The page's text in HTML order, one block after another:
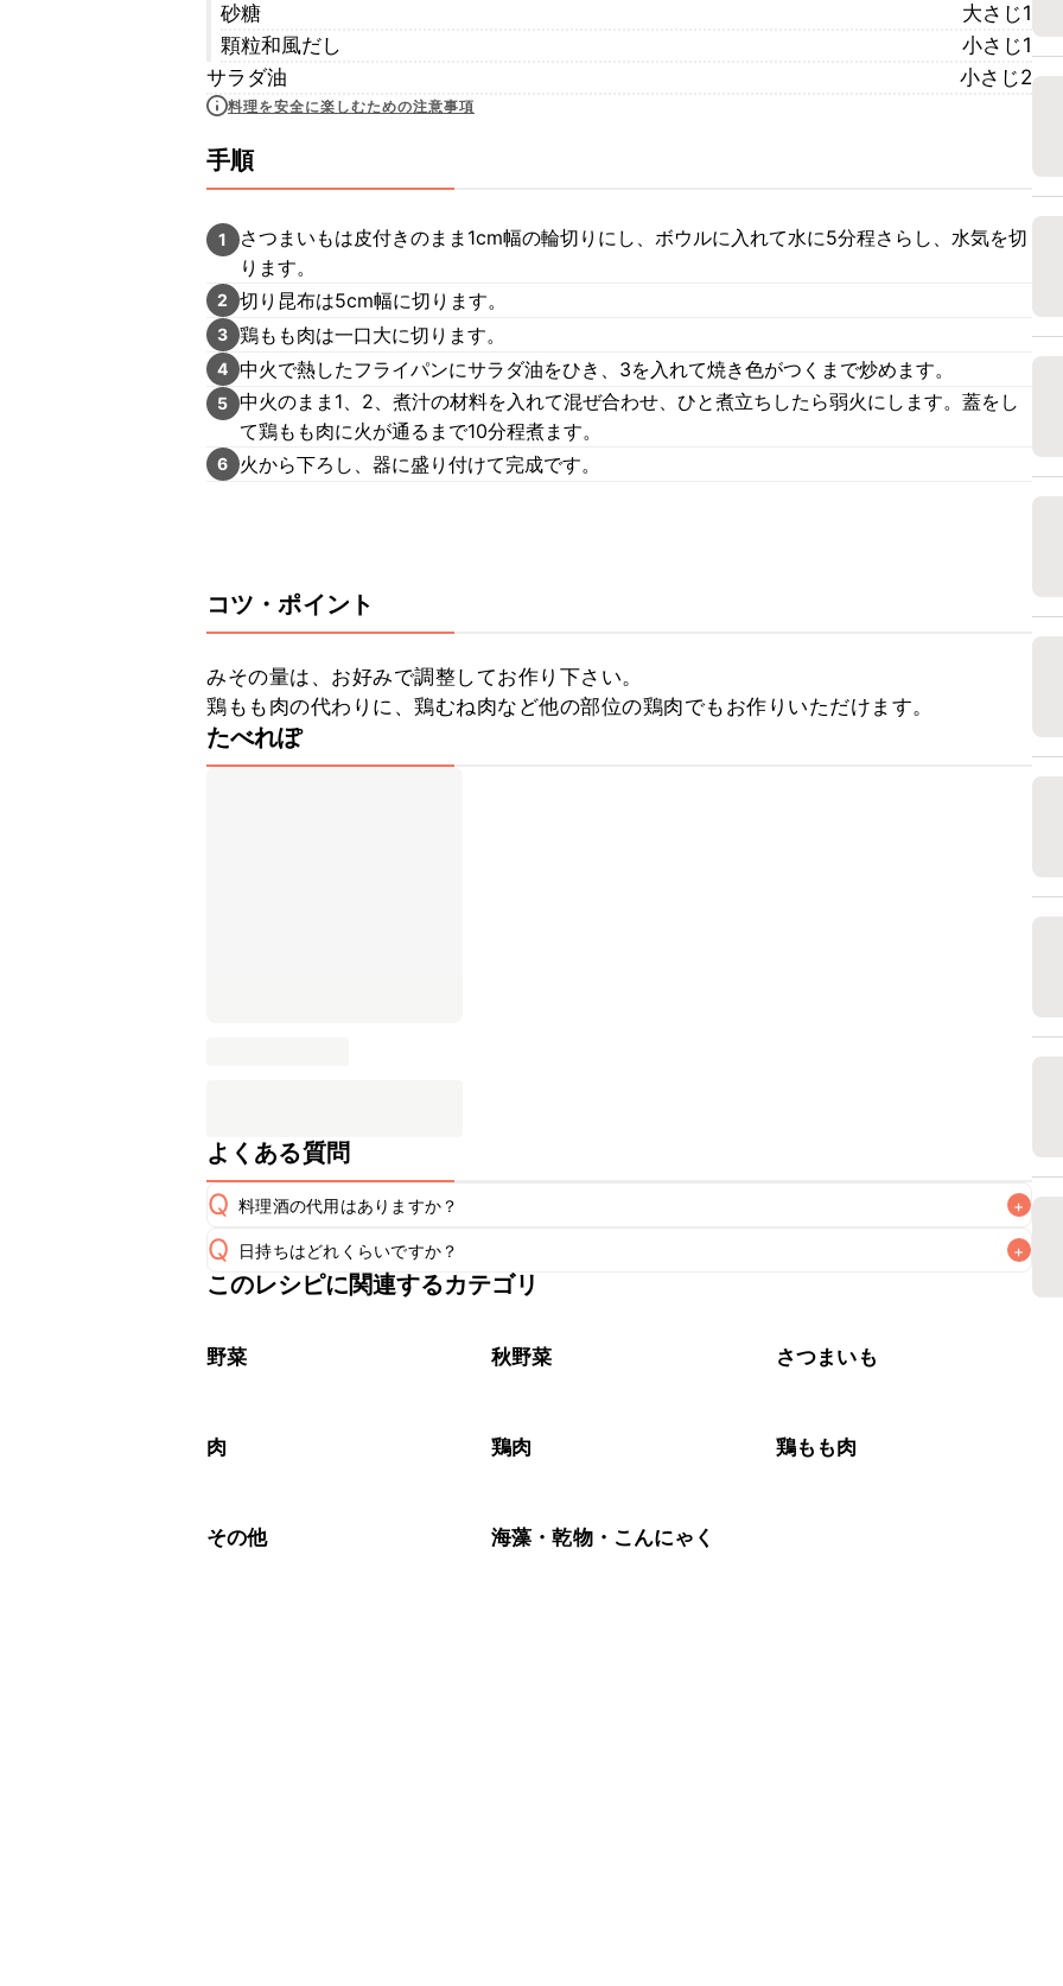
砂糖
大さじ1
顆粒和風だし
小さじ1
サラダ油
小さじ2
料理を安全に楽しむための注意事項
手順
1
さつまいもは皮付きのまま1cm幅の輪切りにし、ボウルに入れて水に5分程さらし、水気を切
ります。
2 切り昆布は5cm幅に切ります。
3 鶏もも肉は一口大に切ります。
4 中火で熱したフライパンにサラダ油をひき、3を入れて焼き色がつくまで炒めます。
5 中火のまま1、2、煮汁の材料を入れて混ぜ合わせ、ひと煮立ちしたら弱火にします。蓋をし
て鶏もも肉に火が通るまで10分程煮ます。
6 火から下ろし、器に盛り付けて完成です。
コツ・ポイント
みその量は、お好みで調整してお作り下さい。
鶏もも肉の代わりに、鶏むね肉など他の部位の鶏肉でもお作りいただけます。
たべれぽ
よくある質問
Q 料理酒の代用はありますか？ +
A
Q 日持ちはどれくらいですか？ +
保存期間は冷蔵で翌日中が目安です。なるべくお早めにお召し上がりください。
※日持ちは目安です。
このレシピに関連するカテゴリ
野菜 秋野菜 さつまいも
肉 鶏肉 鶏もも肉
その他 海藻・乾物・こんにゃく